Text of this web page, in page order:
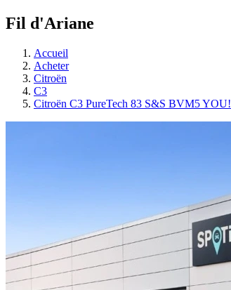
Fil d'Ariane
Accueil
Acheter
Citroën
C3
Citroën C3 PureTech 83 S&S BVM5 YOU!